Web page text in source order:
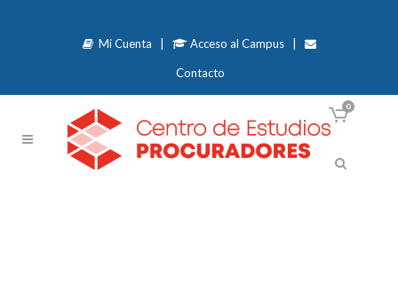
Mi Cuenta Acceso al Campus|
Contacto
0